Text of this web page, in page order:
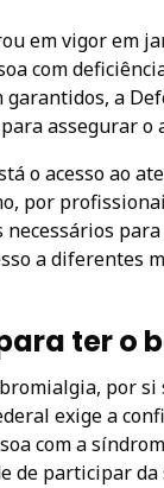
em vigor em
com
garantidos, a
assegurar o
o acesso ao
por
a diferentes
ter o
por si
exige a
com a
de participar